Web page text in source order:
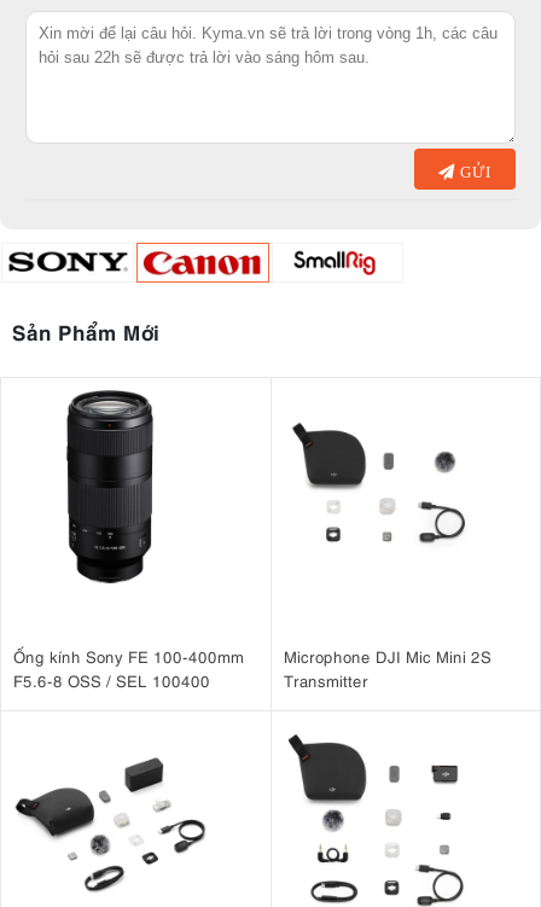
GỬI
Sản Phẩm Mới
Ống kính Sony FE 100-400mm
F5.6-8 OSS / SEL 100400
Microphone DJI Mic Mini 2S
Transmitter